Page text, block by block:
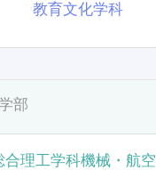
教育文化学科
部
合理工学科機械・航空